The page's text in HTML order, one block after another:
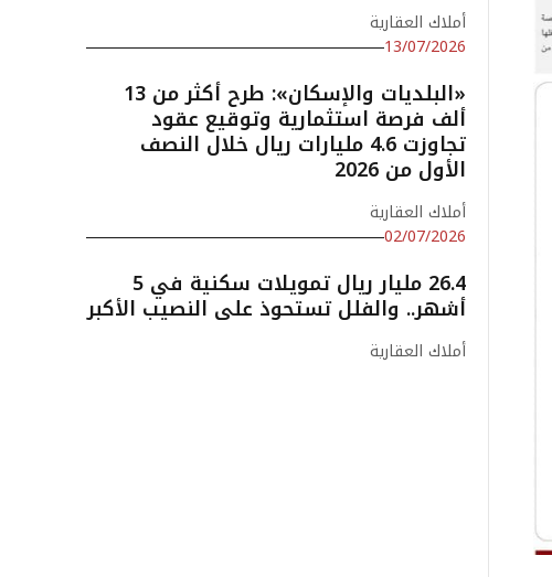
أملاك العقارية
13/07/2026
«البلديات والإسكان»: طرح أكثر من 13
ألف فرصة استثمارية وتوقيع عقود
تجاوزت 4.6 مليارات ريال خلال النصف
الأول من 2026
أملاك العقارية
02/07/2026
26.4 مليار ريال تمويلات سكنية في 5
أشهر.. والفلل تستحوذ على النصيب الأكبر
أملاك العقارية